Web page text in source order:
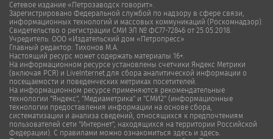
Сетевое издание «Петрозаводск говорит».
Зарегистрировано Федеральной службой по надзору в сфере связи,
информационных технологий и массовых коммуникаций (Роскомнадзор).
Свидетельство о регистрации СМИ ЭЛ № ФС77-72846 от 25.05.2018.
Учредитель: ООО «Издательский дом «Петропресс»
Главный редактор: Тихонов М.А.
Настоящий ресурс может содержать материалы 16+.
На информационном ресурсе установлены счетчики Яндекс Метрики
(включая РСЯ) и LiveInternet для сбора аналитической информации о
посещаемости и поведенческих метриках посетителей.
На информационном ресурсе применяются рекомендательные
технологии "Яндекс", "Медиаметрика" и "СМИ2" (информационные
технологии предоставления информации на основе сбора,
систематизации и анализа сведений, относящихся к предпочтениям
пользователей сети "Интернет", находящихся на территории Российской
Федерации). С правилами можно ознакомиться здесь и здесь.